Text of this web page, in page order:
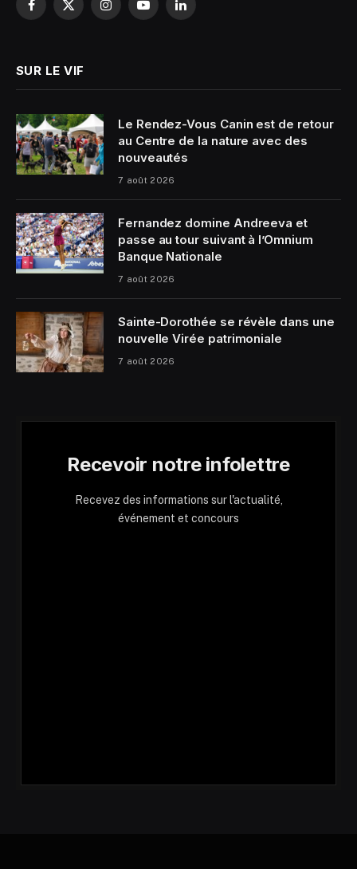
Facebook
X
InstagramYouTubeLinkedIn
SUR LE VIF
Le Rendez-Vous Canin est de retour
au Centre de la nature avec des
nouveautés
7 août 2026
Fernandez domine Andreeva et
passe au tour suivant à l’Omnium
Banque Nationale
7 août 2026
Sainte-Dorothée se révèle dans une
nouvelle Virée patrimoniale
7 août 2026
Recevoir notre infolettre
Recevez des informations sur l'actualité,
événement et concours